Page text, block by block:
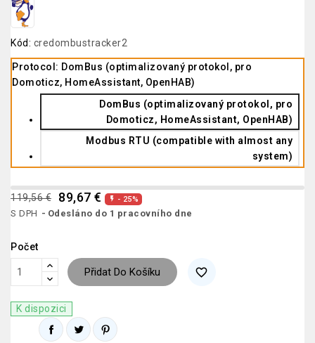
Kód: credombustracker2
Protocol: DomBus (optimalizovaný protokol, pro
Domoticz, HomeAssistant, OpenHAB)
DomBus (optimalizovaný protokol, pro
Domoticz, HomeAssistant, OpenHAB)
Modbus RTU (compatible with almost any
system)
119,56 € 89,67 €  - 25%
S DPH Odesláno do 1 pracovního dne
Počet
Přidat Do Košíku favorite_border
K dispozici